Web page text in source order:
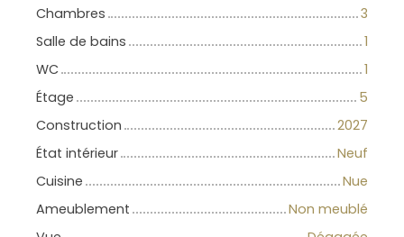
Chambres
3
Salle de bains
1
WC
1
Étage
5
Construction
2027
État intérieur
Neuf
Cuisine
Nue
Ameublement
Non meublé